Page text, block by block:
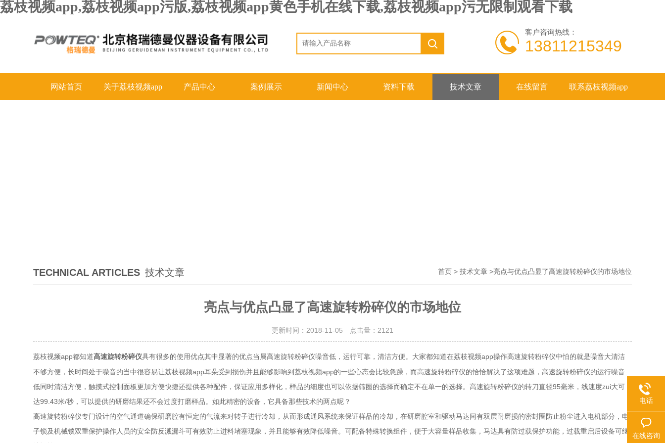
荔枝视频app,荔枝视频app污版,荔枝视频app黄色手机在线下载,荔枝视频app污无限制观看下载
客户咨询热线：
13811215349
网站首页 关于荔枝视频app 产品中心 案例展示 新闻中心 资料下载 技术文章 在线留言 联系荔枝视频app
TECHNICAL ARTICLES 技术文章 首页> 技术文章>亮点与优点凸显了高速旋转粉碎仪的市场地位
亮点与优点凸显了高速旋转粉碎仪的市场地位
更新时间：2018-11-05 点击量： 2121
荔枝视频app都知道高速旋转粉碎仪具有很多的使用优点其中显著的优点当属高速旋转粉碎仪噪音低，运行可靠，清洁方便。大家都知道在荔枝视频app操作高速旋转粉碎仪中怕的就是噪音大清洁
不够方便，长时间处于噪音的当中很容易让荔枝视频app耳朵受到损伤并且能够影响到荔枝视频app的一些心态会比较急躁，而高速旋转粉碎仪的恰恰解决了这项难题，高速旋转粉碎仪的运行噪音
低同时清洁方便，触摸式控制面板更加方便快捷还提供各种配件，保证应用多样化，样品的细度也可以依据筛圈的选择而确定不在单一的选择。高速旋转粉碎仪的转刀直径95毫米，线速度zui大可
达99.43米/秒，可以提供的研磨结果还不会过度打磨样品。如此精密的设备，它具备那些技术的两点呢？
高速旋转粉碎仪专门设计的空气通道确保研磨腔有恒定的气流来对转子进行冷却，从而形成通风系统来保证样品的冷却，在研磨腔室和驱动马达间有双层耐磨损的密封圈防止粉尘进入电机部分，电
子锁及机械锁双重保护操作人员的安全防反溅漏斗可有效防止进料堵塞现象，并且能够有效降低噪音。可配备特殊转换组件，便于大容量样品收集，马达具有防过载保护功能，过载重启后设备可继
电话
在线咨询